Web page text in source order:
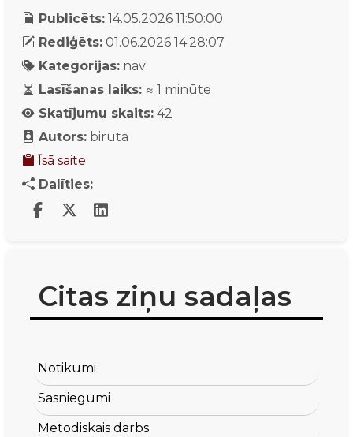
Publicēts: 14.05.2026 11:50:00
Rediģēts: 01.06.2026 14:28:07
Kategorijas: nav
Lasīšanas laiks: ≈ 1 minūte
Skatījumu skaits: 42
Autors: biruta
Īsā saite
Dalīties:
Citas ziņu sadaļas
Notikumi
Sasniegumi
Metodiskais darbs